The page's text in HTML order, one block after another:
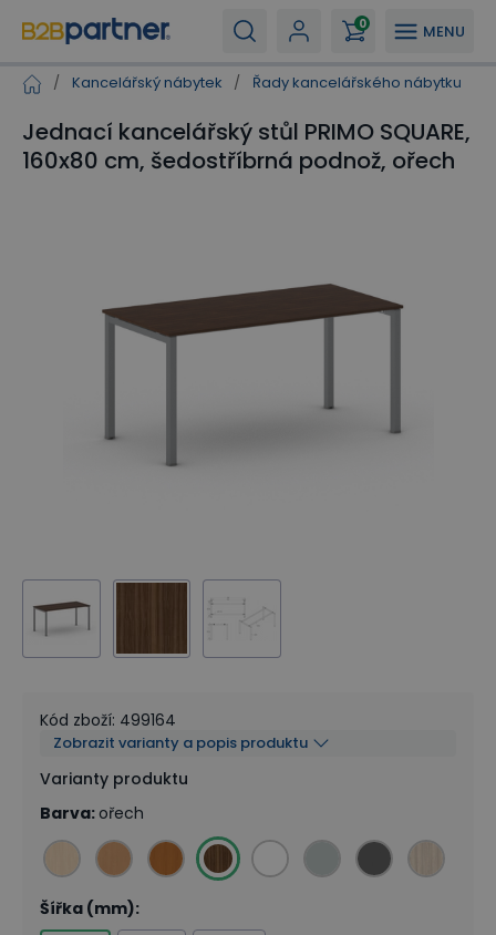
MENU
0
/ Kancelářský nábytek / Řady kancelářského nábytku
Jednací kancelářský stůl PRIMO SQUARE,
160x80 cm, šedostříbrná podnož, ořech
Kód zboží: 499164
Zobrazit varianty a popis produktu
Varianty produktu
Barva: ořech
Šířka (mm):